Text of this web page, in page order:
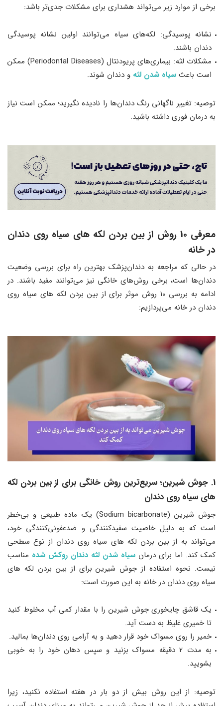
برخی از موارد زیر می‌تواند هشداری برای مشکلات جدی‌تر باشد:
نشانه‌ پوسیدگی: لکه‌های سیاه می‌توانند اولین نشانه پوسیدگی
دندان باشند.
مشکلات لثه: بیماری‌های پریودنتال (Periodontal Diseases) ممکن
است باعث سیاه شدن لثه و دندان شوند.
توصیه: تغییر ناگهانی رنگ دندان‌ها را نادیده نگیرید؛ ممکن است نیاز
به درمان فوری داشته باشید.
معرفی 10 روش از بین بردن لکه های سیاه روی دندان
در خانه
در حالی که مراجعه به دندان‌پزشک بهترین راه برای بررسی وضعیت
دندان‌ها است، برخی روش‌های خانگی نیز می‌توانند مفید باشند. در
ادامه به بررسی 10 روش موثر برای از بین بردن لکه های سیاه روی
دندان در خانه می‌پردازیم:
1. جوش شیرین؛ سریع‌ترین روش خانگی برای از بین بردن لکه
های سیاه روی دندان
جوش شیرین (Sodium bicarbonate) یک ماده طبیعی و بی‌خطر
است که به دلیل خاصیت سفیدکنندگی و ضدعفونی‌کنندگی خود،
می‌تواند به از بین بردن لکه های سیاه روی دندان از نوع سطحی
کمک کند. اما برای درمان سیاه شدن لثه دندان روکش شده مناسب
نیست. نحوه استفاده از جوش شیرین برای از بین بردن لکه های
سیاه روی دندان در خانه به این صورت است:
یک قاشق چایخوری جوش شیرین را با مقدار کمی آب مخلوط کنید
تا خمیری غلیظ به دست آید.
خمیر را روی مسواک خود قرار دهید و به آرامی روی دندان‌ها بمالید.
به مدت 2 دقیقه مسواک بزنید و سپس دهان خود را به خوبی
بشویید.
توصیه: از این روش بیش از دو بار در هفته استفاده نکنید، زیرا